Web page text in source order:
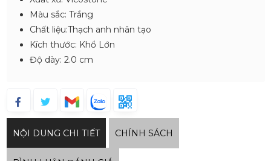
Màu sắc: Trắng
Chất liệu:Thạch anh nhân tạo
Kích thước: Khổ Lớn
Độ dày: 2.0 cm
NỘI DUNG CHI TIẾT CHÍNH SÁCH